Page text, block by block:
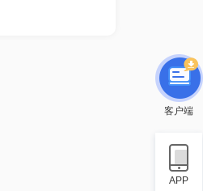
客户端
APP